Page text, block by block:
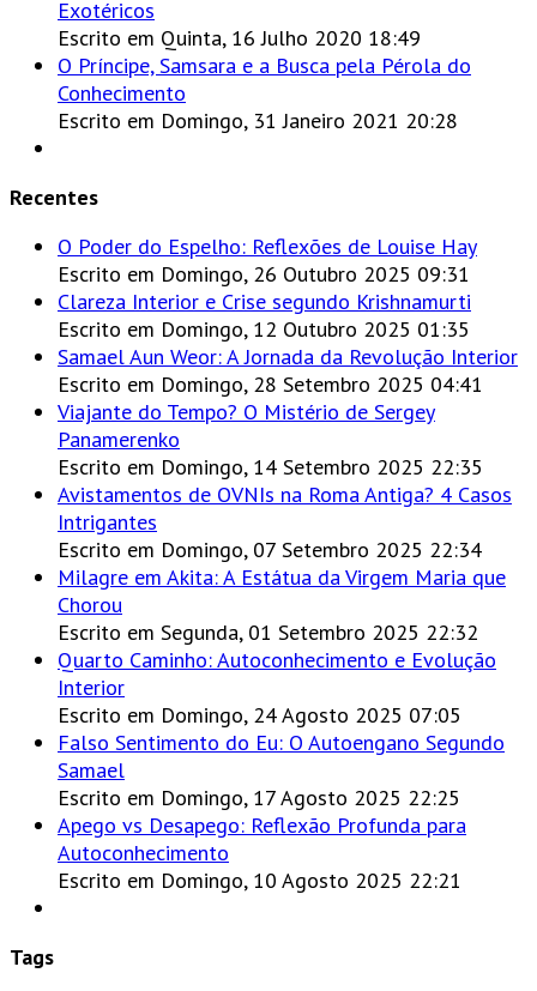
Exotéricos
Escrito em Quinta, 16 Julho 2020 18:49
O Príncipe, Samsara e a Busca pela Pérola do
Conhecimento
Escrito em Domingo, 31 Janeiro 2021 20:28
Recentes
O Poder do Espelho: Reflexões de Louise Hay
Escrito em Domingo, 26 Outubro 2025 09:31
Clareza Interior e Crise segundo Krishnamurti
Escrito em Domingo, 12 Outubro 2025 01:35
Samael Aun Weor: A Jornada da Revolução Interior
Escrito em Domingo, 28 Setembro 2025 04:41
Viajante do Tempo? O Mistério de Sergey
Panamerenko
Escrito em Domingo, 14 Setembro 2025 22:35
Avistamentos de OVNIs na Roma Antiga? 4 Casos
Intrigantes
Escrito em Domingo, 07 Setembro 2025 22:34
Milagre em Akita: A Estátua da Virgem Maria que
Chorou
Escrito em Segunda, 01 Setembro 2025 22:32
Quarto Caminho: Autoconhecimento e Evolução
Interior
Escrito em Domingo, 24 Agosto 2025 07:05
Falso Sentimento do Eu: O Autoengano Segundo
Samael
Escrito em Domingo, 17 Agosto 2025 22:25
Apego vs Desapego: Reflexão Profunda para
Autoconhecimento
Escrito em Domingo, 10 Agosto 2025 22:21
Tags